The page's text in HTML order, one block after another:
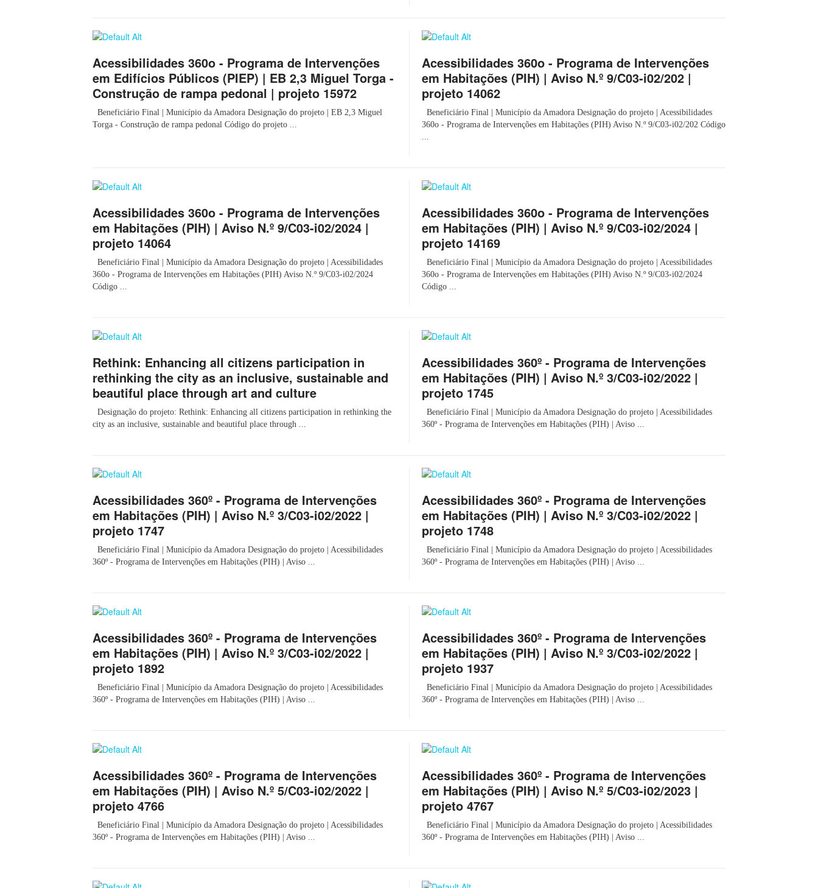
Acessibilidades 360o - Programa de Intervenções
em Edifícios Públicos (PIEP) | EB 2,3 Miguel Torga -
Construção de rampa pedonal | projeto 15972
Beneficiário Final | Município da Amadora Designação do projeto | EB 2,3 Miguel
Torga - Construção de rampa pedonal Código do projeto ...
Acessibilidades 360o - Programa de Intervenções
em Habitações (PIH) | Aviso N.º 9/C03-i02/202 |
projeto 14062
Beneficiário Final | Município da Amadora Designação do projeto | Acessibilidades
360o - Programa de Intervenções em Habitações (PIH) Aviso N.º 9/C03-i02/202 Código
...
Acessibilidades 360o - Programa de Intervenções
em Habitações (PIH) | Aviso N.º 9/C03-i02/2024 |
projeto 14064
Beneficiário Final | Município da Amadora Designação do projeto | Acessibilidades
360o - Programa de Intervenções em Habitações (PIH) Aviso N.º 9/C03-i02/2024
Código ...
Acessibilidades 360o - Programa de Intervenções
em Habitações (PIH) | Aviso N.º 9/C03-i02/2024 |
projeto 14169
Beneficiário Final | Município da Amadora Designação do projeto | Acessibilidades
360o - Programa de Intervenções em Habitações (PIH) Aviso N.º 9/C03-i02/2024
Código ...
Rethink: Enhancing all citizens participation in
rethinking the city as an inclusive, sustainable and
beautiful place through art and culture
Designação do projeto: Rethink: Enhancing all citizens participation in rethinking the
city as an inclusive, sustainable and beautiful place through ...
Acessibilidades 360º - Programa de Intervenções
em Habitações (PIH) | Aviso N.º 3/C03-i02/2022 |
projeto 1745
Beneficiário Final | Município da Amadora Designação do projeto | Acessibilidades
360º - Programa de Intervenções em Habitações (PIH) | Aviso ...
Acessibilidades 360º - Programa de Intervenções
em Habitações (PIH) | Aviso N.º 3/C03-i02/2022 |
projeto 1747
Beneficiário Final | Município da Amadora Designação do projeto | Acessibilidades
360º - Programa de Intervenções em Habitações (PIH) | Aviso ...
Acessibilidades 360º - Programa de Intervenções
em Habitações (PIH) | Aviso N.º 3/C03-i02/2022 |
projeto 1748
Beneficiário Final | Município da Amadora Designação do projeto | Acessibilidades
360º - Programa de Intervenções em Habitações (PIH) | Aviso ...
Acessibilidades 360º - Programa de Intervenções
em Habitações (PIH) | Aviso N.º 3/C03-i02/2022 |
projeto 1892
Beneficiário Final | Município da Amadora Designação do projeto | Acessibilidades
360º - Programa de Intervenções em Habitações (PIH) | Aviso ...
Acessibilidades 360º - Programa de Intervenções
em Habitações (PIH) | Aviso N.º 3/C03-i02/2022 |
projeto 1937
Beneficiário Final | Município da Amadora Designação do projeto | Acessibilidades
360º - Programa de Intervenções em Habitações (PIH) | Aviso ...
Acessibilidades 360º - Programa de Intervenções
em Habitações (PIH) | Aviso N.º 5/C03-i02/2022 |
projeto 4766
Beneficiário Final | Município da Amadora Designação do projeto | Acessibilidades
360º - Programa de Intervenções em Habitações (PIH) | Aviso ...
Acessibilidades 360º - Programa de Intervenções
em Habitações (PIH) | Aviso N.º 5/C03-i02/2023 |
projeto 4767
Beneficiário Final | Município da Amadora Designação do projeto | Acessibilidades
360º - Programa de Intervenções em Habitações (PIH) | Aviso ...